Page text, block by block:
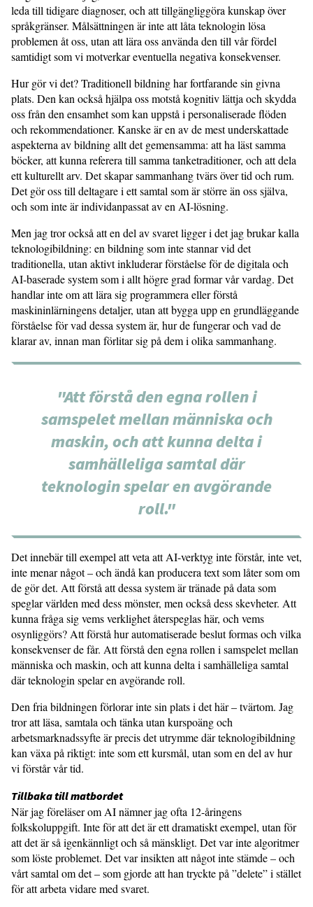
leda till tidigare diagnoser, och att tillgängliggöra kunskap över
språkgränser. Målsättningen är inte att låta teknologin lösa
problemen åt oss, utan att lära oss använda den till vår fördel
samtidigt som vi motverkar eventuella negativa konsekvenser.
Hur gör vi det? Traditionell bildning har fortfarande sin givna
plats. Den kan också hjälpa oss motstå kognitiv lättja och skydda
oss från den ensamhet som kan uppstå i personaliserade flöden
och rekommendationer. Kanske är en av de mest underskattade
aspekterna av bildning allt det gemensamma: att ha läst samma
böcker, att kunna referera till samma tanketraditioner, och att dela
ett kulturellt arv. Det skapar sammanhang tvärs över tid och rum.
Det gör oss till deltagare i ett samtal som är större än oss själva,
och som inte är individanpassat av en AI-lösning.
Men jag tror också att en del av svaret ligger i det jag brukar kalla
teknologibildning: en bildning som inte stannar vid det
traditionella, utan aktivt inkluderar förståelse för de digitala och
AI-baserade system som i allt högre grad formar vår vardag. Det
handlar inte om att lära sig programmera eller förstå
maskininlärningens detaljer, utan att bygga upp en grundläggande
förståelse för vad dessa system är, hur de fungerar och vad de
klarar av, innan man förlitar sig på dem i olika sammanhang.
"Att förstå den egna rollen i
samspelet mellan människa och
maskin, och att kunna delta i
samhälleliga samtal där
teknologin spelar en avgörande
roll."
Det innebär till exempel att veta att AI-verktyg inte förstår, inte vet,
inte menar något – och ändå kan producera text som låter som om
de gör det. Att förstå att dessa system är tränade på data som
speglar världen med dess mönster, men också dess skevheter. Att
kunna fråga sig vems verklighet återspeglas här, och vems
osynliggörs? Att förstå hur automatiserade beslut formas och vilka
konsekvenser de får. Att förstå den egna rollen i samspelet mellan
människa och maskin, och att kunna delta i samhälleliga samtal
där teknologin spelar en avgörande roll.
Den fria bildningen förlorar inte sin plats i det här – tvärtom. Jag
tror att läsa, samtala och tänka utan kurspoäng och
arbetsmarknadssyfte är precis det utrymme där teknologibildning
kan växa på riktigt: inte som ett kursmål, utan som en del av hur
vi förstår vår tid.
Tillbaka till matbordet
När jag föreläser om AI nämner jag ofta 12-åringens
folkskoluppgift. Inte för att det är ett dramatiskt exempel, utan för
att det är så igenkännligt och så mänskligt. Det var inte algoritmer
som löste problemet. Det var insikten att något inte stämde – och
vårt samtal om det – som gjorde att han tryckte på ”delete” i stället
för att arbeta vidare med svaret.